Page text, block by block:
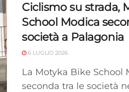
Ciclismo su strada,
School Modica
società a Palagonia
6 LUGLIO 2026
La Motyka Bike School
seconda tra le società